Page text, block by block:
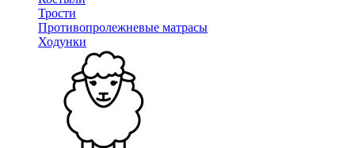
Трости
Противопролежневые матрасы
Ходунки